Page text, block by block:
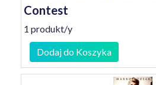
Contest
1 produkt/y
Dodaj do Koszyka